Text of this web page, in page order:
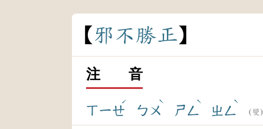
邪不 勝 正
注 音
ㄒㄧㄝ
ˊ
ㄅㄨ
ˋ
ㄕㄥ
ˋ
ㄓㄥ
ˋ
(變)